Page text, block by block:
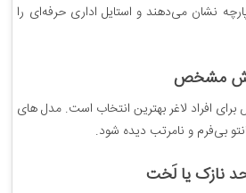
نشان می‌دهند و استایل اداری حرفه‌ای را
افراد لاغر بهترین انتخاب است. مدل های
بی‌فرم و نامرتب دیده شود.